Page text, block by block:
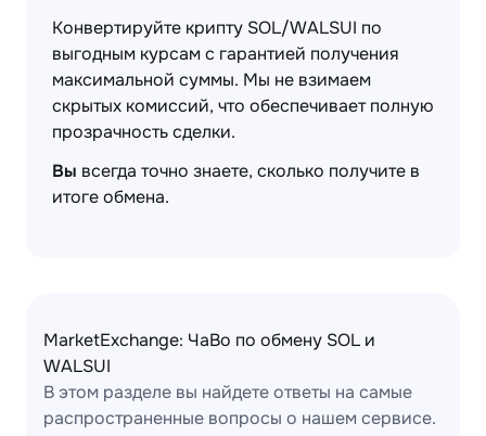
Конвертируйте крипту SOL/WALSUI по
выгодным курсам с гарантией получения
максимальной суммы. Мы не взимаем
скрытых комиссий, что обеспечивает полную
прозрачность сделки.
Вы всегда точно знаете, сколько получите в
итоге обмена.
MarketExchange: ЧаВо по обмену SOL и
WALSUI
В этом разделе вы найдете ответы на самые
распространенные вопросы о нашем сервисе.